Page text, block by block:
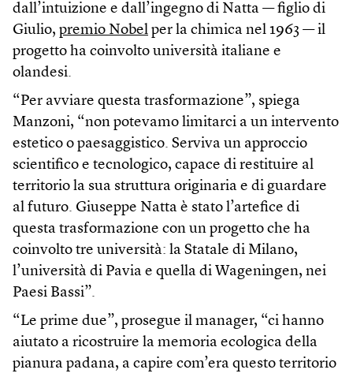
dall’intuizione e dall’ingegno di Natta — figlio di
Giulio, premio Nobel per la chimica nel 1963 — il
progetto ha coinvolto università italiane e
olandesi.
“Per avviare questa trasformazione”, spiega
Manzoni, “non potevamo limitarci a un intervento
estetico o paesaggistico. Serviva un approccio
scientifico e tecnologico, capace di restituire al
territorio la sua struttura originaria e di guardare
al futuro. Giuseppe Natta è stato l’artefice di
questa trasformazione con un progetto che ha
coinvolto tre università: la Statale di Milano,
l’università di Pavia e quella di Wageningen, nei
Paesi Bassi”.
“Le prime due”, prosegue il manager, “ci hanno
aiutato a ricostruire la memoria ecologica della
pianura padana, a capire com’era questo territorio